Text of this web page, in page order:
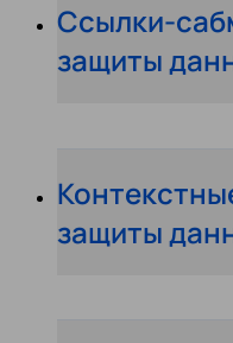
Ссылки-
защиты
защиты